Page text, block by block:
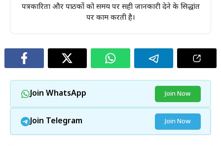
पत्रकारिता और पाठकों को समय पर सही जानकारी देने के सिद्धांत
पर काम करती है।
Join WhatsApp Join Now
Join Telegram Join Now